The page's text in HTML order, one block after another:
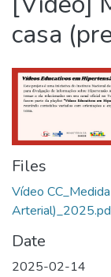
casa
Files
Vídeo
Date
2025-02-14